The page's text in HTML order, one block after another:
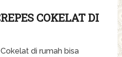
COKELAT DI
di rumah bisa